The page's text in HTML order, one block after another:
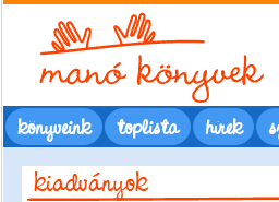
könyveink toplista hírek